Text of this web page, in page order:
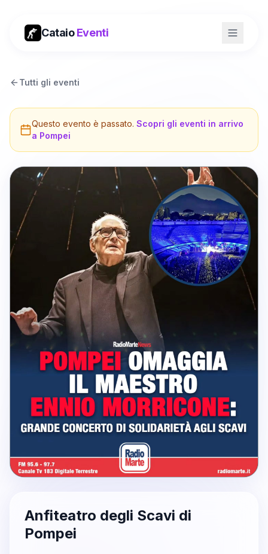
CataioEventi
Tutti gli eventi
Questo evento è passato. Scopri gli eventi in arrivo
a Pompei
Anfiteatro degli Scavi di
Pompei